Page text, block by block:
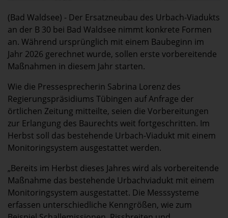
(Bad Waldsee) - Der Ersatzneubau des Urbach-Viadukts
an der B 30 bei Bad Waldsee nimmt konkrete Formen
an. Während ursprünglich mit einem Baubeginn im
Jahr 2026 gerechnet wurde, sollen erste vorbereitende
Maßnahmen in diesem Jahr starten.
Wie die Pressesprecherin Sabrina Lorenz des
Regierungspräsidiums Tübingen auf Anfrage der
örtlichen Zeitung mitteilte, seien die Vorbereitungen
zur Erlangung des Baurechts weit fortgeschritten. Im
Herbst soll das bestehende Urbach-Viadukt mit einem
Monitoringsystem ausgestattet werden.
„Bereits im Herbst dieses Jahres wird als vorbereitende
Maßnahme das bestehende Urbachviadukt mit einem
Monitoringsystem ausgestattet. Die Messsysteme
erfassen unterschiedliche Kenngrößen, wie zum